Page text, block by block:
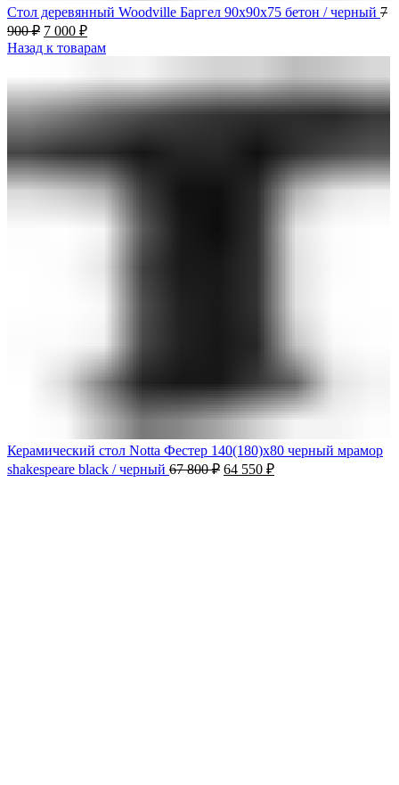
Стол деревянный Woodville Баргел 90х90х75 бетон / черный 7
900₽ 7 000 ₽
Назад к товарам
Керамический стол Notta Фестер 140(180)х80 черный мрамор
shakespeare black / черный 67 800₽ 64 550 ₽